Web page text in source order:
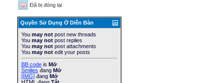
Ðã bị đóng lại
Quyền Sử Dụng Ở Diễn Ðàn
You may not post new threads
You may not post replies
You may not post attachments
You may not edit your posts
BB code is Mở
Smilies đang Mở
[IMG] đang Mở